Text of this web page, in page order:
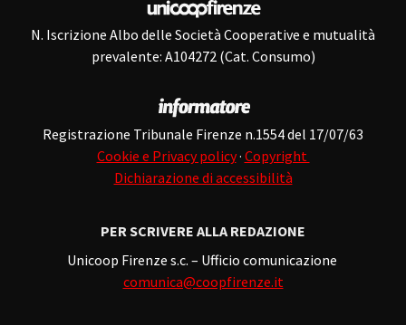
N. Iscrizione Albo delle Società Cooperative e mutualità
prevalente: A104272 (Cat. Consumo)
Registrazione Tribunale Firenze n.1554 del 17/07/63
Cookie e Privacy policy· Copyright
Dichiarazione di accessibilità
PER SCRIVERE ALLA REDAZIONE
Unicoop Firenze s.c. – Ufficio comunicazione
comunica@coopfirenze.it